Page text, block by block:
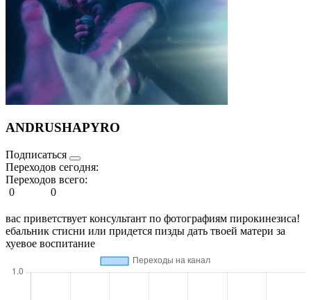
ANDRUSHAPYRO
Подписаться
Переходов сегодня:
Переходов всего:
0
0
вас приветствует консультант по фотографиям пирокинезиса!
ебальник стисни или придется пизды дать твоей матери за
хуевое воспитание